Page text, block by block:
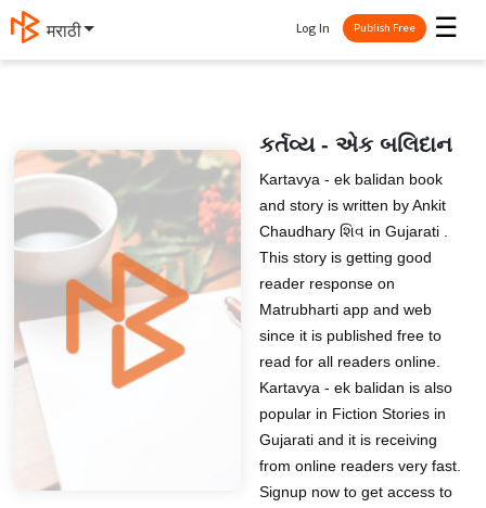
मराठी ☰
Log In Publish Free
કર્તવ્ય - એક બલિદાન
Kartavya - ek balidan book
and story is written by Ankit
Chaudhary શિવ in Gujarati .
This story is getting good
reader response on
Matrubharti app and web
since it is published free to
read for all readers online.
Kartavya - ek balidan is also
popular in Fiction Stories in
Gujarati and it is receiving
from online readers very fast.
Signup now to get access to